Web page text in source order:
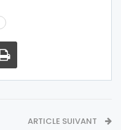
ARTICLE SUIVANT